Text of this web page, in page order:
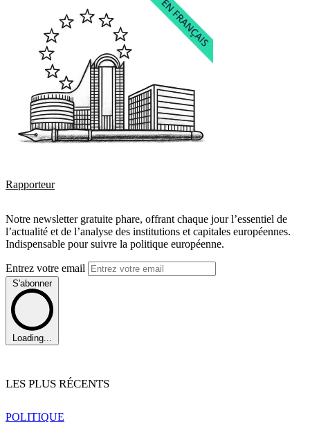
Rapporteur
Notre newsletter gratuite phare, offrant chaque jour l’essentiel de
l’actualité et de l’analyse des institutions et capitales européennes.
Indispensable pour suivre la politique européenne.
Entrez votre email
S'abonner
Loading...
LES PLUS RÉCENTS
POLITIQUE